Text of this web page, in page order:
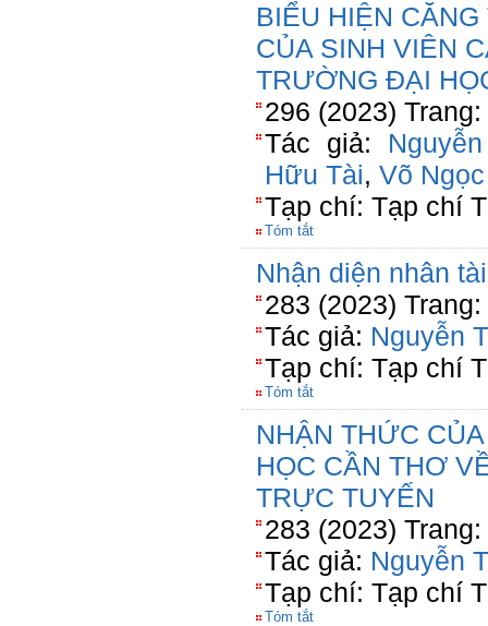
BIỂU HIỆN
CỦA SINH VIÊN
TRƯỜNG ĐẠI
296 (2023)
Tác giả:
Hữu Tài, Võ
Tạp chí: Tạp chí
Tóm tắt
Nhận diện nhân
283 (2023) Trang:
Tác giả: Nguyễn
Tạp chí: Tạp chí
Tóm tắt
NHẬN THỨC
HỌC CẦN THƠ
TRỰC TUYẾN
283 (2023)
Tác giả: Nguyễn
Tạp chí: Tạp chí
Tóm tắt